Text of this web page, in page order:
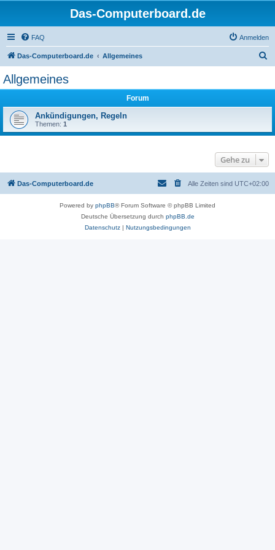
Das-Computerboard.de
FAQ Anmelden
Das-Computerboard.de Allgemeines
Allgemeines
Forum
Ankündigungen, Regeln
Themen: 1
Gehe zu
Das-Computerboard.de Alle Zeiten sind UTC+02:00
Powered by phpBB® Forum Software © phpBB Limited
Deutsche Übersetzung durch phpBB.de
Datenschutz| Nutzungsbedingungen